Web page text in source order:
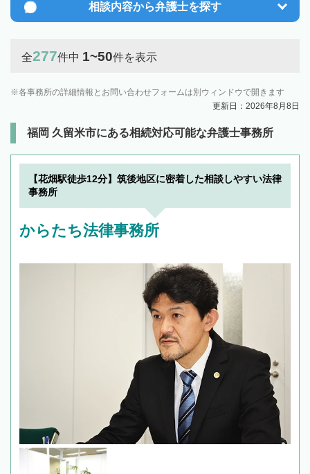
相談内容から弁護士を探す
全277件中 1~50件を表示
各事務所の詳細情報とお問い合わせフォームは別ウィンドウで開きます
更新日：2026年8月8日
福岡 久留米市にある相続対応可能な弁護士事務所
【花畑駅徒歩12分】筑後地区に密着した相談しやすい法律
事務所
からたち法律事務所